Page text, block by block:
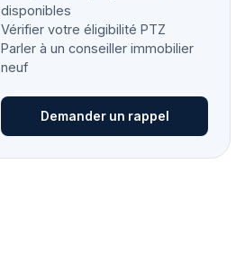
disponibles
Vérifier votre éligibilité PTZ
Parler à un conseiller immobilier
neuf
Demander un rappel